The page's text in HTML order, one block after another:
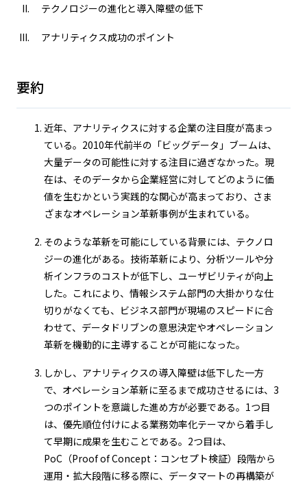
テクノロジーの進化と導入障壁の低下
アナリティクス成功のポイント
要約
近年、アナリティクスに対する企業の注目度が高まっ
ている。2010年代前半の「ビッグデータ」ブームは、
大量データの可能性に対する注目に過ぎなかった。現
在は、そのデータから企業経営に対してどのように価
値を生むかという実践的な関心が高まっており、さま
ざまなオペレーション革新事例が生まれている。
そのような革新を可能にしている背景には、テクノロ
ジーの進化がある。技術革新により、分析ツールや分
析インフラのコストが低下し、ユーザビリティが向上
した。これにより、情報システム部門の大掛かりな仕
切りがなくても、ビジネス部門が現場のスピードに合
わせて、データドリブンの意思決定やオペレーション
革新を機動的に主導することが可能になった。
しかし、アナリティクスの導入障壁は低下した一方
で、オペレーション革新に至るまで成功させるには、3
つのポイントを意識した進め方が必要である。1つ目
は、優先順位付けによる業務効率化テーマから着手し
て早期に成果を生むことである。2つ目は、
PoC（Proof of Concept：コンセプト検証）段階から
運用・拡大段階に移る際に、データマートの再構築が